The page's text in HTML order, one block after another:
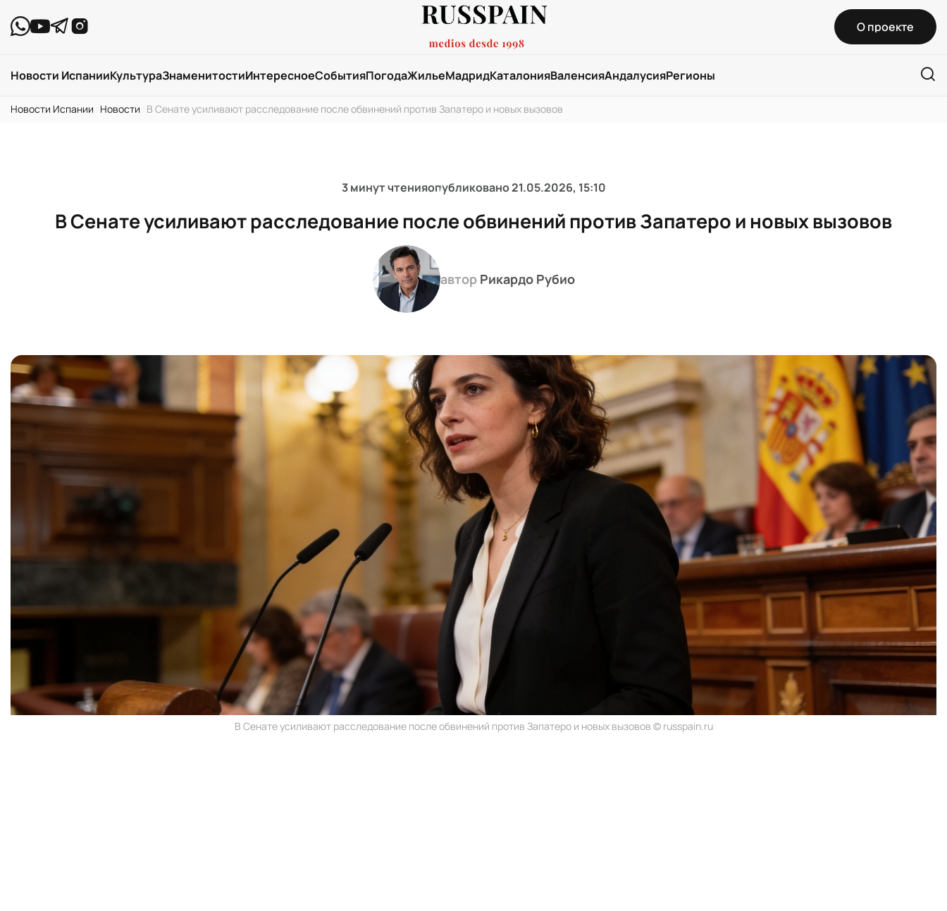
О проекте
Новости ИспанииКультураЗнаменитостиИнтересноеСобытияПогодаЖильеМадридКаталонияВаленсияАндалусияРегионы
Новости Испании Новости В Сенате усиливают расследование после обвинений против Запатеро и новых вызовов
3 минут чтенияопубликовано21.05.2026, 15:10
В Сенате усиливают расследование после обвинений против Запатеро и новых вызовов
автор Рикардо Рубио
В Сенате усиливают расследование после обвинений против Запатеро и новых вызовов © russpain.ru